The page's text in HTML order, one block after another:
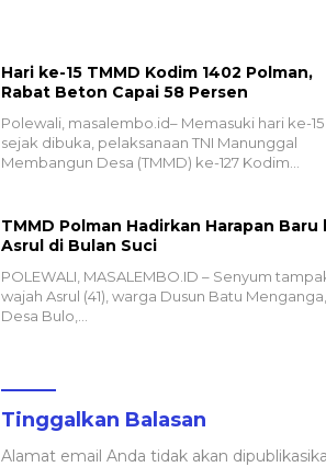
Hari ke-15 TMMD Kodim 1402 Polman,
Rabat Beton Capai 58 Persen
Polewali, masalembo.id– Memasuki hari ke-15
sejak dibuka, pelaksanaan TNI Manunggal
Membangun Desa (TMMD) ke-127 Kodim…
TMMD Polman Hadirkan Harapan Baru
Asrul di Bulan Suci
POLEWALI, MASALEMBO.ID – Senyum
wajah Asrul (41), warga Dusun Batu Menganga,
Desa Bulo,…
Tinggalkan Balasan
Alamat email Anda tidak akan